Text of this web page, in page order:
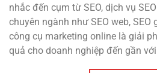
nhắc đến cụm từ SEO, dịch vụ
chuyên ngành như SEO web, SEO
công cụ marketing online là giải
quả cho doanh nghiệp đến gần